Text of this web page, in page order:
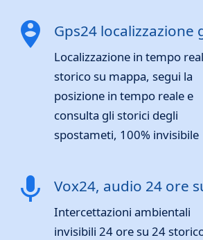
person_pin_circle Gps24 localizzazione
Localizzazione in tempo
storico su mappa, segui la
posizione in tempo reale e
consulta gli storici degli
spostameti, 100% invisibile
mic Vox24, audio 24 ore
Intercettazioni ambientali
invisibili 24 ore su 24